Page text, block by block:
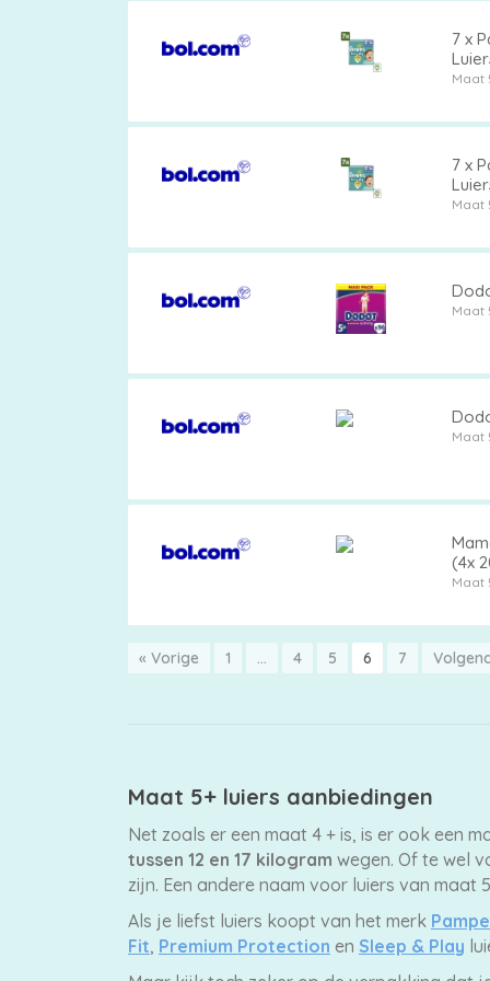
7 x
Maat
7 x
Maat
Maat
Maat
(4x
Maat
« Vorige 1 … 4 5 6 7
Maat 5+ luiers aanbiedingen
Net zoals er een maat 4 + is, is er ook een
tussen 12 en 17 kilogram wegen. Of te wel
zijn. Een andere naam voor luiers van maat
Als je liefst luiers koopt van het merk
Fit Premium Protection en Sleep & Play